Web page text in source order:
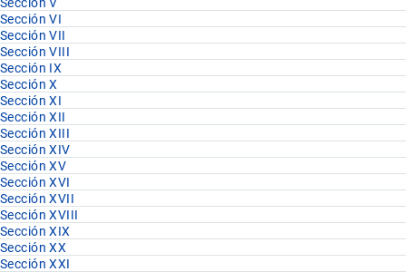
Sección VI
Sección VII
Sección VIII
Sección IX
Sección X
Sección XI
Sección XII
Sección XIII
Sección XIV
Sección XV
Sección XVI
Sección XVII
Sección XVIII
Sección XIX
Sección XX
Sección XXI